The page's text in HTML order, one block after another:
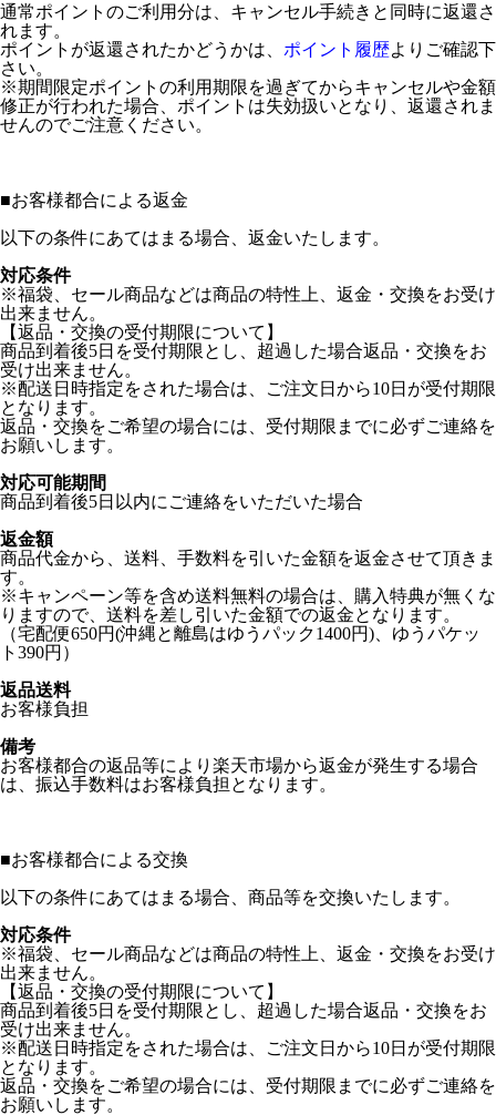
通常ポイントのご利用分は、キャンセル手続きと同時に返還さ
れます。
ポイントが返還されたかどうかは、 ポイント履歴よりご確認下
さい。
※期間限定ポイントの利用期限を過ぎてからキャンセルや金額
修正が行われた場合、ポイントは失効扱いとなり、返還されま
せんのでご注意ください。
■お客様都合による返金
以下の条件にあてはまる場合、返金いたします。
対応条件
※福袋、セール商品などは商品の特性上、返金・交換をお受け
出来ません。
【返品・交換の受付期限について】
商品到着後5日を受付期限とし、超過した場合返品・交換をお
受け出来ません。
※配送日時指定をされた場合は、ご注文日から10日が受付期限
となります。
返品・交換をご希望の場合には、受付期限までに必ずご連絡を
お願いします。
対応可能期間
商品到着後5日以内にご連絡をいただいた場合
返金額
商品代金から、送料、手数料を引いた金額を返金させて頂きま
す。
※キャンペーン等を含め送料無料の場合は、購入特典が無くな
りますので、送料を差し引いた金額での返金となります。
（宅配便650円(沖縄と離島はゆうパック1400円)、ゆうパケッ
ト390円）
返品送料
お客様負担
備考
お客様都合の返品等により楽天市場から返金が発生する場合
は、振込手数料はお客様負担となります。
■お客様都合による交換
以下の条件にあてはまる場合、商品等を交換いたします。
対応条件
※福袋、セール商品などは商品の特性上、返金・交換をお受け
出来ません。
【返品・交換の受付期限について】
商品到着後5日を受付期限とし、超過した場合返品・交換をお
受け出来ません。
※配送日時指定をされた場合は、ご注文日から10日が受付期限
となります。
返品・交換をご希望の場合には、受付期限までに必ずご連絡を
お願いします。